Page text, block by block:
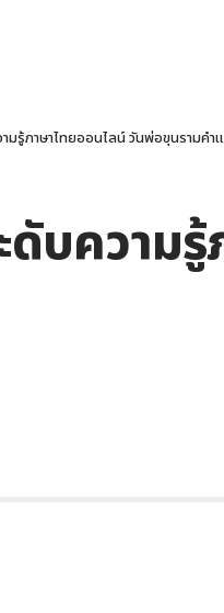
รู้ภาษาไทยออนไลน์ วันพ่อขุนรามคำ
บความ